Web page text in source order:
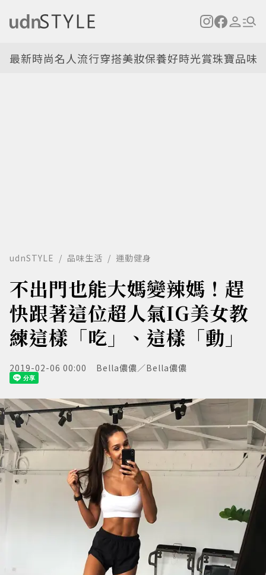
最新時尚名人流行穿搭美妝保養好時光賞珠寶品味
udnSTYLE 品味生活 運動健身
不出門也能大媽變辣媽！趕
快跟著這位超人氣IG美女教
練這樣「吃」、這樣「動」
2019-02-06 00:00 Bella儂儂／Bella儂儂